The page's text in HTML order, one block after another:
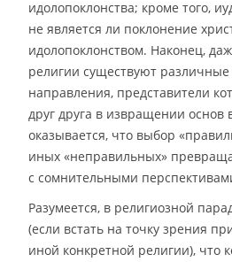
идолопоклонства; кроме того,
не является ли поклонение
идолопоклонством. Наконец,
религии существуют
направления, представители
друг друга в извращении основ
оказывается, что выбор
иных «неправильных»
с сомнительными
Разумеется, в религиозной
(если встать на точку зрения
иной конкретной религии), что